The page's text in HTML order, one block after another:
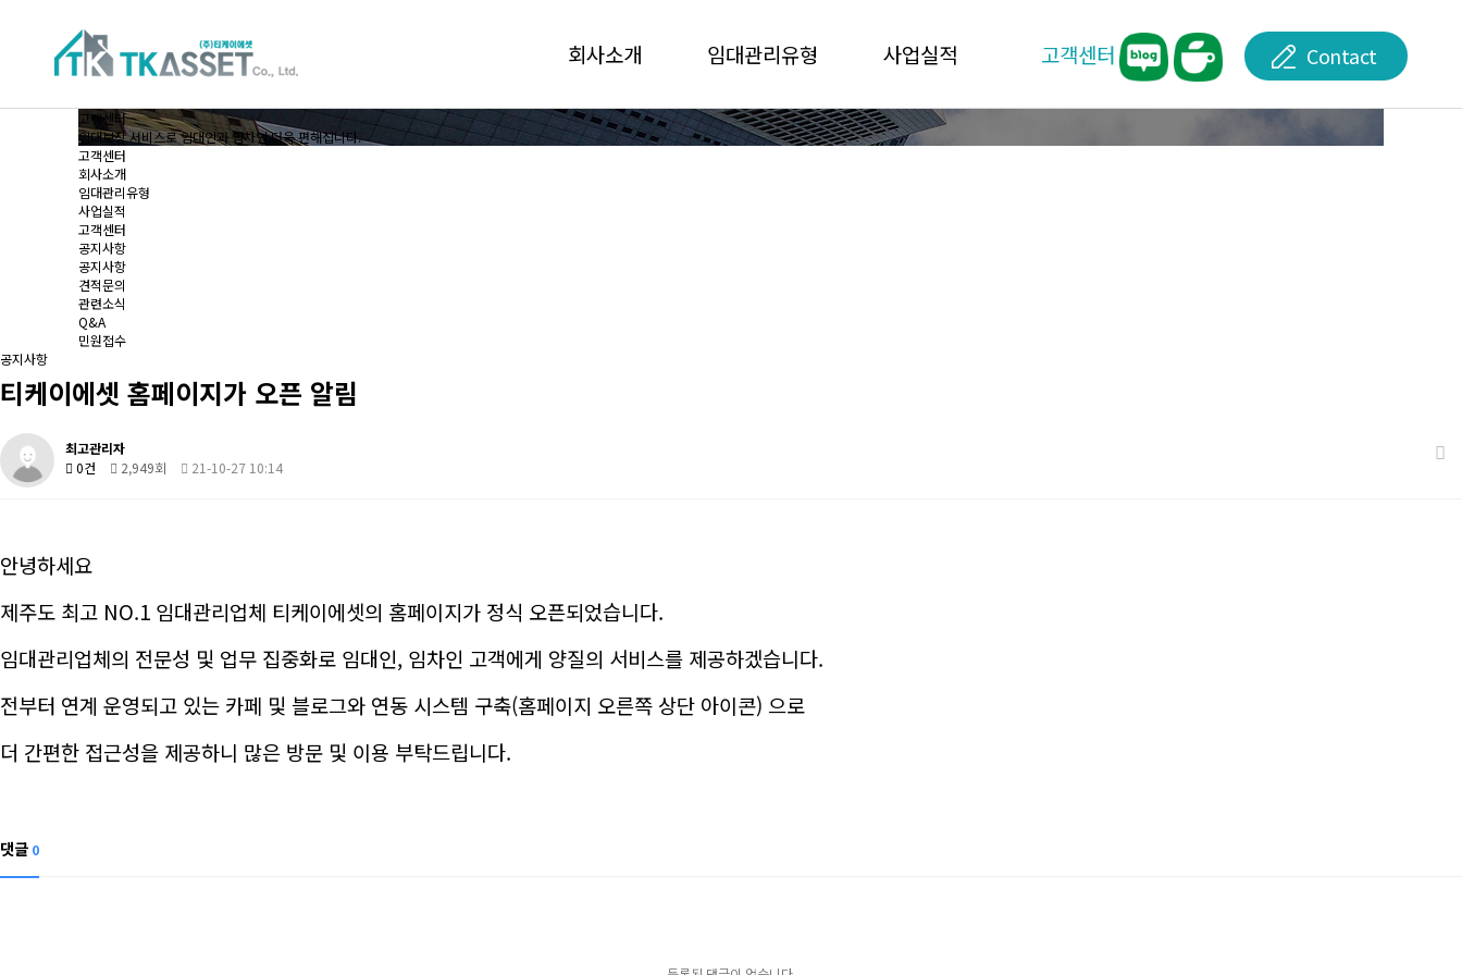
회사소개
임대마스터 연혁
임대관리유형
일반위탁관리형
사업실적
관리단지
고객센터
공지사항
Contact
고객센터
임대보장 서비스로 임대인과 임차인 더욱 편해집니다.
고객센터
회사소개
임대관리유형
사업실적
고객센터
공지사항
공지사항
견적문의
관련소식
Q&A
민원접수
공지사항
티케이에셋 홈페이지가 오픈 알림
최고관리자
0건
2,949회 21-10-27 10:14
안녕하세요
제주도 최고 NO.1 임대관리업체 티케이에셋의 홈페이지가 정식 오픈되었습니다.
임대관리업체의 전문성 및 업무 집중화로 임대인, 임차인 고객에게 양질의 서비스를 제공하겠습니다.
전부터 연계 운영되고 있는 카페 및 블로그와 연동 시스템 구축(홈페이지 오른쪽 상단 아이콘) 으로
더 간편한 접근성을 제공하니 많은 방문 및 이용 부탁드립니다.
댓글 0